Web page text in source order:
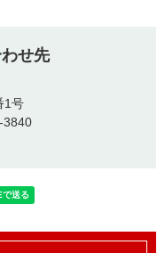
せ先
1号
3840